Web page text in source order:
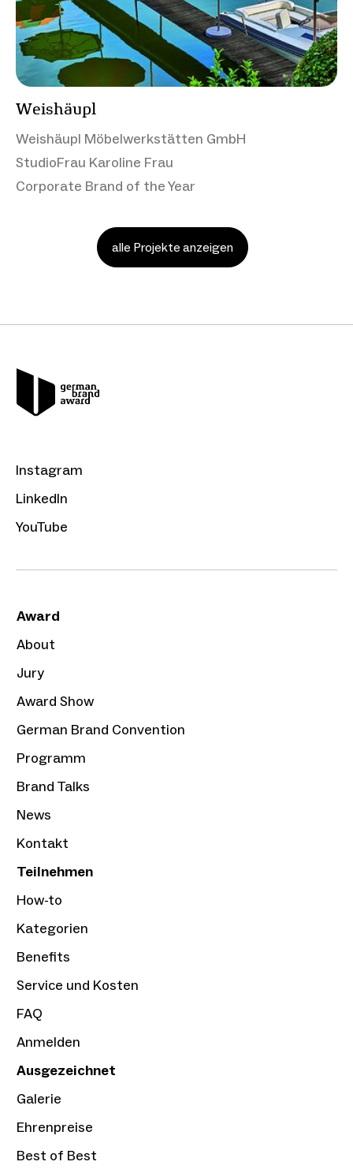
Weishäupl
Weishäupl Möbelwerkstätten GmbH
StudioFrau Karoline Frau
Corporate Brand of the Year
alle Projekte anzeigen
Instagram
LinkedIn
YouTube
Award
About
Jury
Award Show
German Brand Convention
Programm
Brand Talks
News
Kontakt
Teilnehmen
How-to
Kategorien
Benefits
Service und Kosten
FAQ
Anmelden
Ausgezeichnet
Galerie
Ehrenpreise
Best of Best